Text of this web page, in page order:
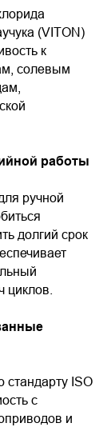
(VITON)
к
солевым
работы
ручной
долгий срок
циклов.
ISO
с
и